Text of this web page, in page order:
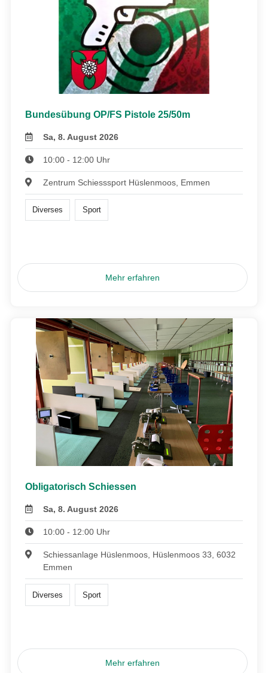
Bundesübung OP/FS Pistole 25/50m
Sa, 8. August 2026
10:00 - 12:00 Uhr
Zentrum Schiesssport Hüslenmoos, Emmen
Diverses Sport
Mehr erfahren
Obligatorisch Schiessen
Sa, 8. August 2026
10:00 - 12:00 Uhr
Schiessanlage Hüslenmoos, Hüslenmoos 33, 6032
Emmen
Diverses Sport
Mehr erfahren